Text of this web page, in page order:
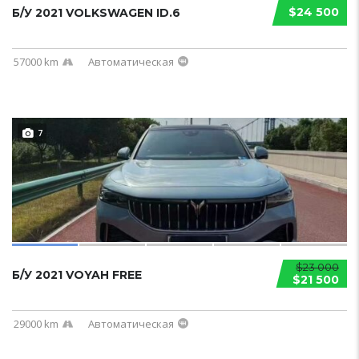
$24 500
Б/У 2021 VOLKSWAGEN ID.6
57000 km Автоматическая
7
$23 000
$21 500
Б/У 2021 VOYAH FREE
29000 km Автоматическая